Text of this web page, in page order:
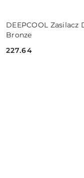
DEEPCOOL
Bronze
Cena:
227.64